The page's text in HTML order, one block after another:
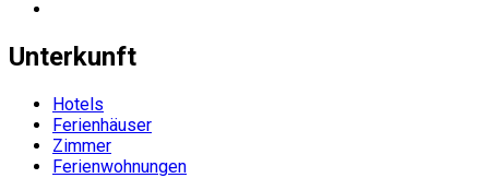
Unterkunft
Hotels
Ferienhäuser
Zimmer
Ferienwohnungen